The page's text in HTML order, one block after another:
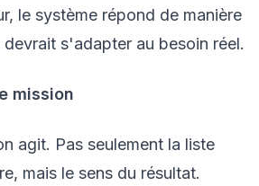
le système répond de manière
s'adapter au besoin réel.
mission
agit. Pas seulement la liste
mais le sens du résultat.